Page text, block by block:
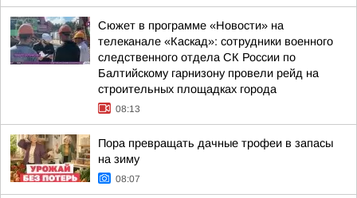
Сюжет в программе «Новости» на
телеканале «Каскад»: сотрудники военного
следственного отдела СК России по
Балтийскому гарнизону провели рейд на
строительных площадках города
08:13
Пора превращать дачные трофеи в запасы
на зиму
08:07